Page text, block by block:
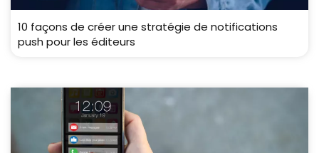
10 façons de créer une stratégie de notifications
push pour les éditeurs